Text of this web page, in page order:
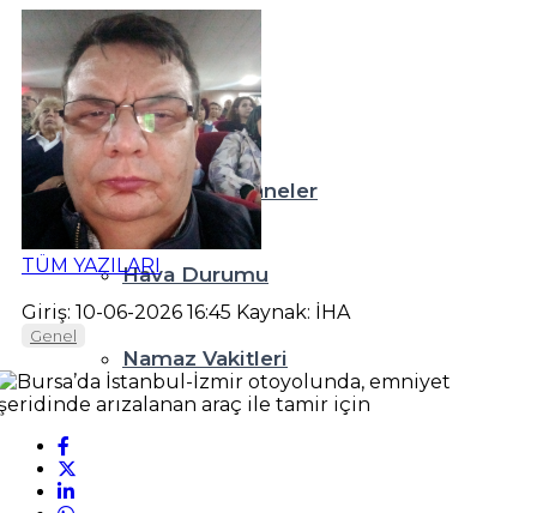
Resmi İlanlar
Diğer
Nöbetçi Eczaneler
Hava Durumu
Namaz Vakitleri
TÜM YAZILARI
Giriş: 10-06-2026 16:45 Kaynak: İHA
Genel